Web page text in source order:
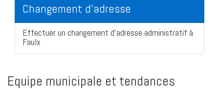
Changement d'adresse
Effectuer un changement d'adresse administratif à
Faulx
Equipe municipale et tendances